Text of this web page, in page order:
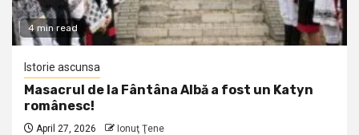
4 min read
Istorie ascunsa
Masacrul de la Fântâna Albă a fost un Katyn
românesc!
April 27, 2026 Ionuţ Ţene